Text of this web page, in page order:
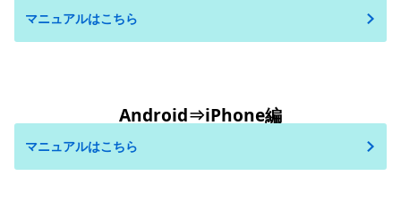
マニュアルはこちら
Android⇒iPhone編
マニュアルはこちら